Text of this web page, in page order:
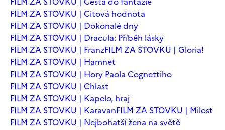
FILM ZA STOVKU | Citová hodnota
FILM ZA STOVKU | Dokonalé dny
FILM ZA STOVKU | Dracula: Příběh lásky
FILM ZA STOVKU | FranzFILM ZA STOVKU | Gloria!
FILM ZA STOVKU | Hamnet
FILM ZA STOVKU | Hory Paola Cognettiho
FILM ZA STOVKU | Chlast
FILM ZA STOVKU | Kapelo, hraj
FILM ZA STOVKU | KaravanFILM ZA STOVKU | Milost
FILM ZA STOVKU | Nejbohatší žena na světě